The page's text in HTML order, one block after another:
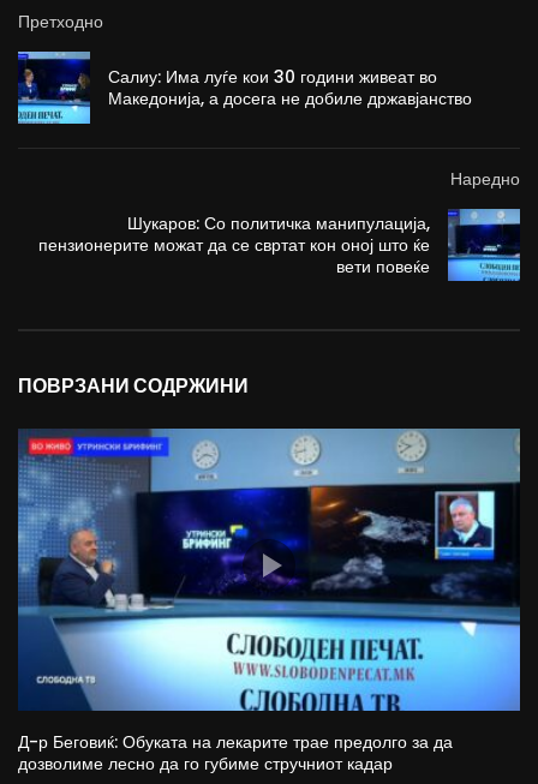
Претходно
Салиу: Има луѓе кои 30 години живеат во
Македонија, а досега не добиле државјанство
Наредно
Шукаров: Со политичка манипулација,
пензионерите можат да се свртат кон оној што ќе
вети повеќе
ПОВРЗАНИ СОДРЖИНИ
Д-р Беговиќ: Обуката на лекарите трае предолго за да
дозволиме лесно да го губиме стручниот кадар